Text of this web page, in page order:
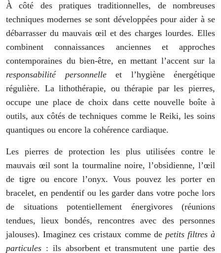
À côté des pratiques traditionnelles, de nombreuses
techniques modernes se sont développées pour aider à se
débarrasser du mauvais œil et des charges lourdes. Elles
combinent connaissances anciennes et approches
contemporaines du bien-être, en mettant l’accent sur la
responsabilité personnelleet l’hygiène énergétique
régulière. La lithothérapie, ou thérapie par les pierres,
occupe une place de choix dans cette nouvelle boîte à
outils, aux côtés de techniques comme le Reiki, les soins
quantiques ou encore la cohérence cardiaque.
Les pierres de protection les plus utilisées contre le
mauvais œil sont la tourmaline noire, l’obsidienne, l’œil
de tigre ou encore l’onyx. Vous pouvez les porter en
bracelet, en pendentif ou les garder dans votre poche lors
de situations potentiellement énergivores (réunions
tendues, lieux bondés, rencontres avec des personnes
jalouses). Imaginez ces cristaux comme de petits filtres à
particules : ils absorbent et transmutent une partie des